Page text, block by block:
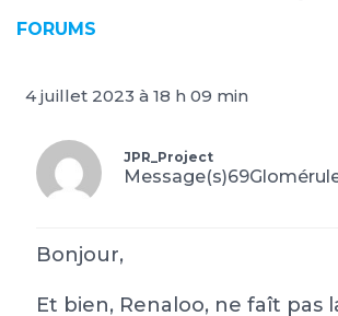
FORUMS
4 juillet 2023 à 18 h 09 min
JPR_Project
Message(s)69
Bonjour,
Et bien, Renaloo, ne faît pas